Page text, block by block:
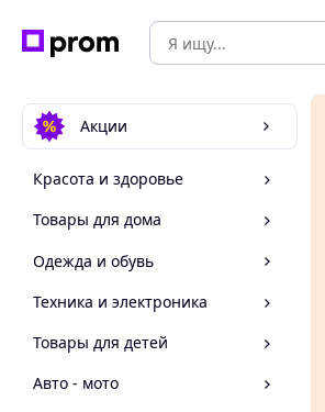
Акции
Красота и здоровье
Товары для дома
Одежда и обувь
Техника и электроника
Товары для детей
Авто - мото